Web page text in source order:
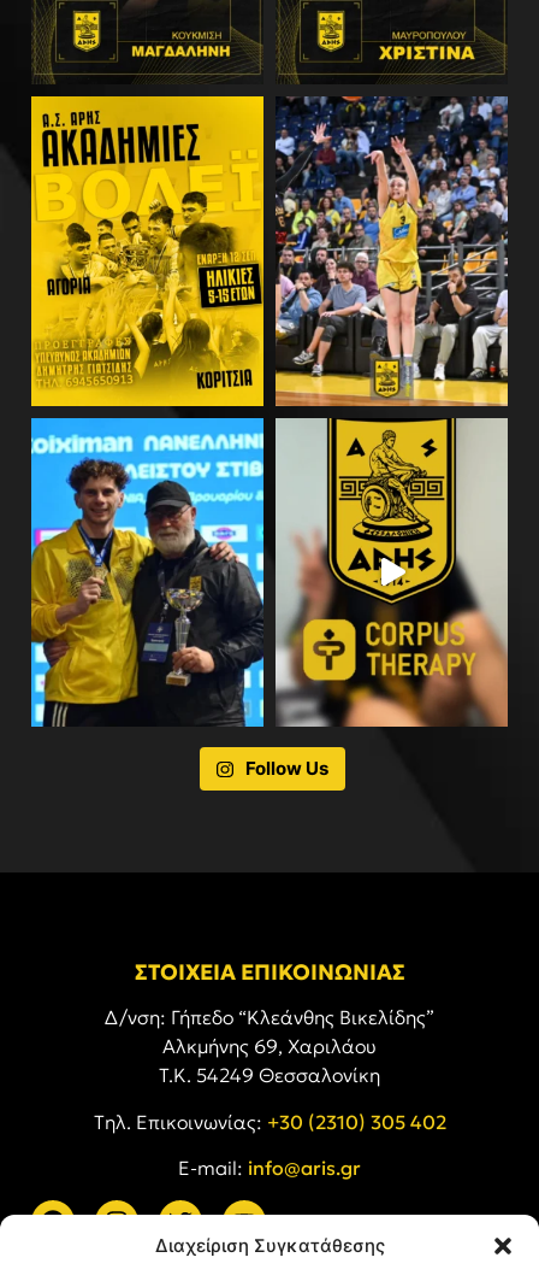
Διαχείριση Συγκατάθεσης
Follow Us
ΣΤΟΙΧΕΙΑ ΕΠΙΚΟΙΝΩΝΙΑΣ
Δ/νση: Γήπεδο “Κλεάνθης Βικελίδης”
Αλκμήνης 69, Χαριλάου
Τ.Κ. 54249 Θεσσαλονίκη
Tηλ. Επικοινωνίας: +30 (2310) 305 402
E-mail: info@aris.gr